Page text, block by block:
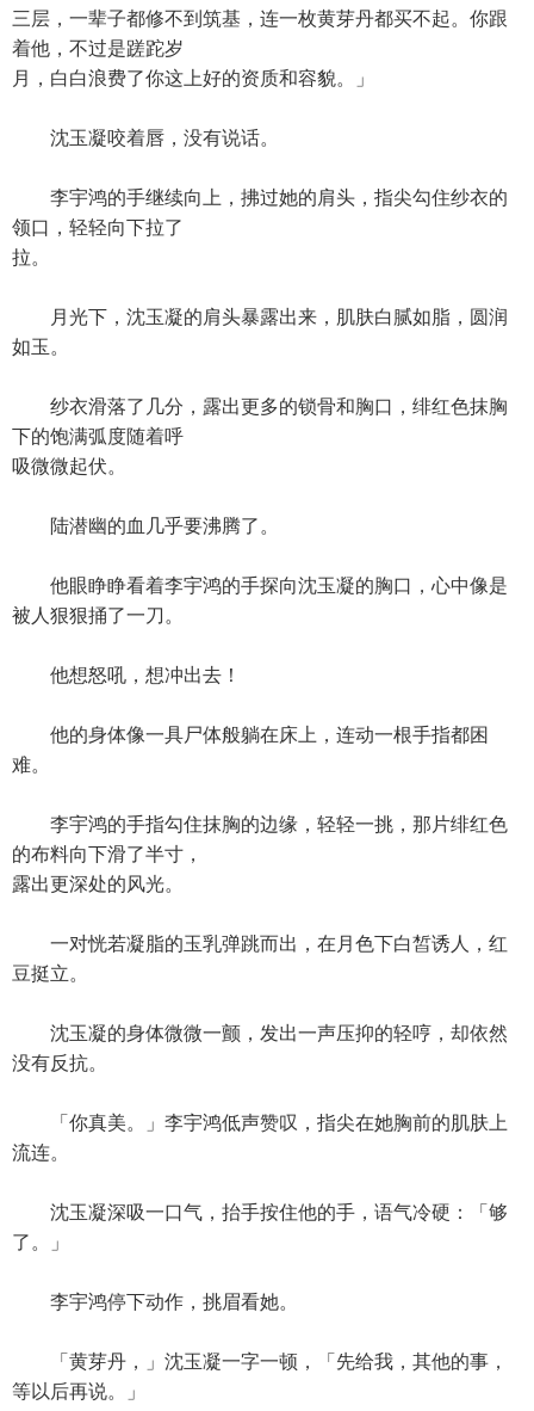
三层，一辈子都修不到筑基，连一枚黄芽丹都买不起。你跟
着他，不过是蹉跎岁
月，白白浪费了你这上好的资质和容貌。」
沈玉凝咬着唇，没有说话。
李宇鸿的手继续向上，拂过她的肩头，指尖勾住纱衣的
领口，轻轻向下拉了
拉。
月光下，沈玉凝的肩头暴露出来，肌肤白腻如脂，圆润
如玉。
纱衣滑落了几分，露出更多的锁骨和胸口，绯红色抹胸
下的饱满弧度随着呼
吸微微起伏。
陆潜幽的血几乎要沸腾了。
他眼睁睁看着李宇鸿的手探向沈玉凝的胸口，心中像是
被人狠狠捅了一刀。
他想怒吼，想冲出去！
他的身体像一具尸体般躺在床上，连动一根手指都困
难。
李宇鸿的手指勾住抹胸的边缘，轻轻一挑，那片绯红色
的布料向下滑了半寸，
露出更深处的风光。
一对恍若凝脂的玉乳弹跳而出，在月色下白皙诱人，红
豆挺立。
沈玉凝的身体微微一颤，发出一声压抑的轻哼，却依然
没有反抗。
「你真美。」李宇鸿低声赞叹，指尖在她胸前的肌肤上
流连。
沈玉凝深吸一口气，抬手按住他的手，语气冷硬：「够
了。」
李宇鸿停下动作，挑眉看她。
「黄芽丹，」沈玉凝一字一顿，「先给我，其他的事，
等以后再说。」